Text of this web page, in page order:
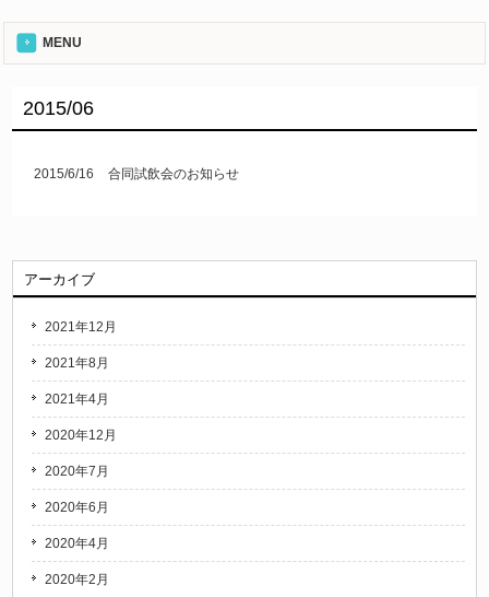
MENU
2015/06
2015/6/16 合同試飲会のお知らせ
アーカイブ
2021年12月
2021年8月
2021年4月
2020年12月
2020年7月
2020年6月
2020年4月
2020年2月